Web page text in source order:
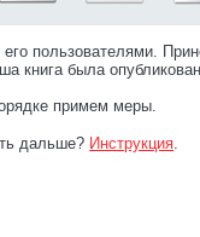
пользователями.
книга была
примем меры.
дальше? Инструкция.